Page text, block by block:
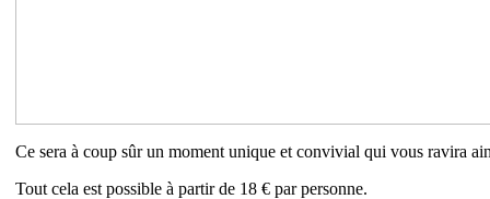
Ce sera à coup sûr un moment unique et convivial qui vous ravira
Tout cela est possible à partir de 18 € par personne.